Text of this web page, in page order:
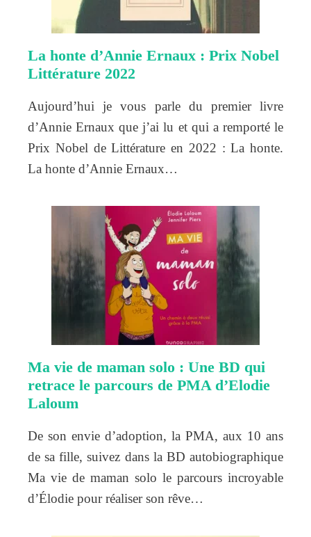
La honte d’Annie Ernaux : Prix Nobel
Littérature 2022
Aujourd’hui je vous parle du premier livre
d’Annie Ernaux que j’ai lu et qui a remporté le
Prix Nobel de Littérature en 2022 : La honte.
La honte d’Annie Ernaux…
Ma vie de maman solo : Une BD qui
retrace le parcours de PMA d’Elodie
Laloum
De son envie d’adoption, la PMA, aux 10 ans
de sa fille, suivez dans la BD autobiographique
Ma vie de maman solo le parcours incroyable
d’Élodie pour réaliser son rêve…